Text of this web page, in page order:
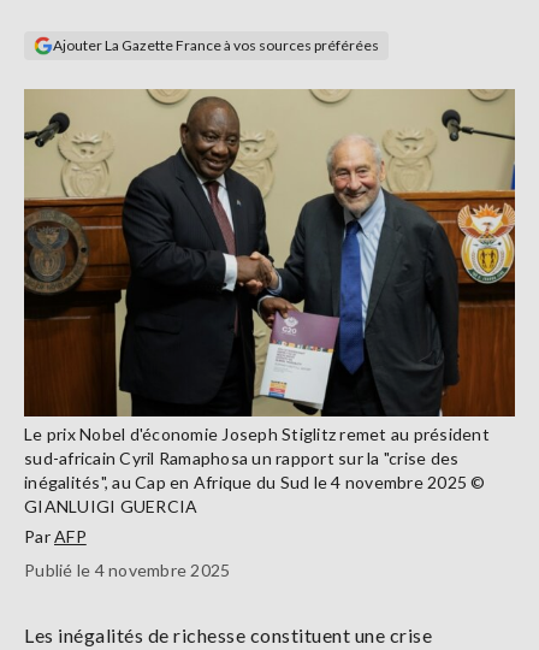
Ajouter La Gazette France à vos sources préférées
Le prix Nobel d'économie Joseph Stiglitz remet au président
sud-africain Cyril Ramaphosa un rapport sur la "crise des
inégalités", au Cap en Afrique du Sud le 4 novembre 2025 ©
GIANLUIGI GUERCIA
ParAFP
Publié le 4 novembre 2025
Les inégalités de richesse constituent une crise